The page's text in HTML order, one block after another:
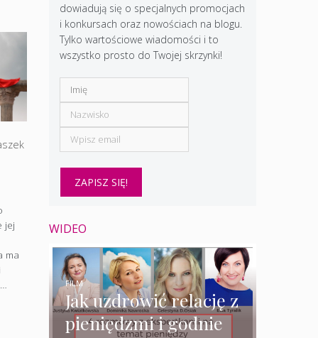
jej
ma
dowiadują się o specjalnych promocjach
i konkursach oraz nowościach na blogu.
Tylko wartościowe wiadomości i to
wszystko prosto do Twojej skrzynki!
WIDEO
Jak uzdrowić relację z
pieniędzmi i godnie
FILM